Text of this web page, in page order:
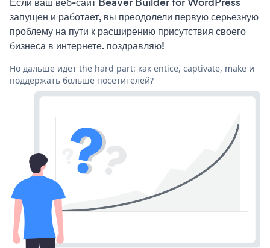
запущен и работает, вы преодолели первую серьезную
проблему на пути к расширению присутствия своего
бизнеса в интернете. поздравляю!
Но дальше идет the hard part: как entice, captivate, make и
поддержать больше посетителей?